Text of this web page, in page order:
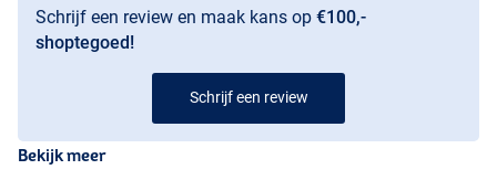
Schrijf een review en maak kans op €100,-
shoptegoed!
Schrijf een review
Bekijk meer